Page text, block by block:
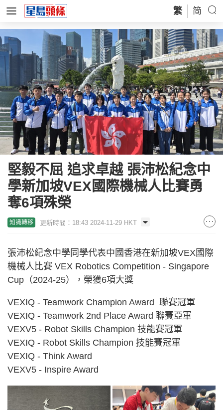
繁 简
堅毅不屈 追求卓越 張沛松紀念中
學新加坡VEX國際機械人比賽勇
奪6項殊榮
知識轉移 更新時間：18:43 2024-11-29 HKT
張沛松紀念中學同學代表中國香港在新加坡VEX國際
機械人比賽 VEX Robotics Competition - Singapore
Cup（2024-25），榮獲6項大獎
VEXIQ - Teamwork Champion Award 聯賽冠軍
VEXIQ - Teamwork 2nd Place Award 聯賽亞軍
VEXV5 - Robot Skills Champion 技能賽冠軍
VEXIQ - Robot Skills Champion 技能賽冠軍
VEXIQ - Think Award
VEXV5 - Inspire Award